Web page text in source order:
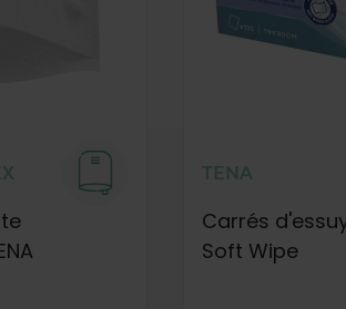
TENA
Carrés
Soft Wipe